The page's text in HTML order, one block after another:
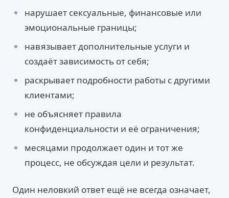
нарушает сексуальные, финансовые или
эмоциональные границы;
навязывает дополнительные услуги и
создаёт зависимость от себя;
раскрывает подробности работы с другими
клиентами;
не объясняет правила
конфиденциальности и её ограничения;
месяцами продолжает один и тот же
процесс, не обсуждая цели и результат.
Один неловкий ответ ещё не всегда означает,